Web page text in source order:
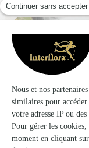
Fleurs Campagne
Bourges